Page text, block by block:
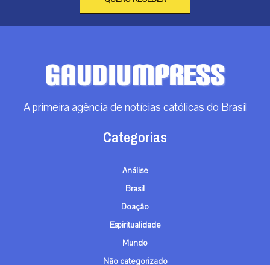
A primeira agência de notícias católicas do Brasil
Categorias
Análise
Brasil
Doação
Espiritualidade
Mundo
Não categorizado